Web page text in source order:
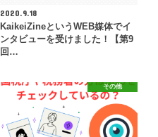
2020.9.18
KaikeiZineというWEB媒体でイ
ンタビューを受けました！【第9
回…
その他